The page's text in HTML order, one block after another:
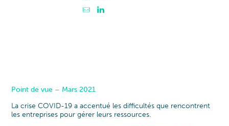
Point de vue – Mars 2021
La crise COVID-19 a accentué les difficultés que rencontrent
les entreprises pour gérer leurs ressources.